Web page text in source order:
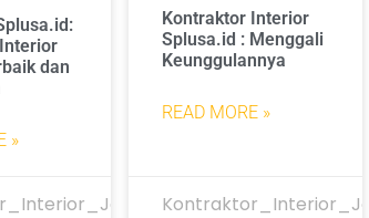
dan
»
Kontraktor Interior
Splusa.id : Menggali
Keunggulannya
READ MORE »